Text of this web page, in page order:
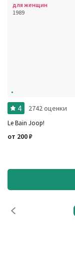
для женщин
1989
4 2742 оценки
Le Bain Joop!
от 200₽